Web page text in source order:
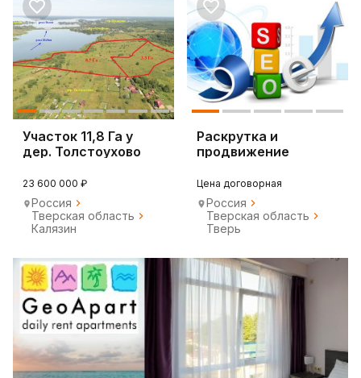
Участок 11,8 Га у
дер. Толстоухово
23 600 000 ₽
Россия
Тверская область
Калязин
Раскрутка и
продвижение
Цена договорная
Россия
Тверская область
Тверь